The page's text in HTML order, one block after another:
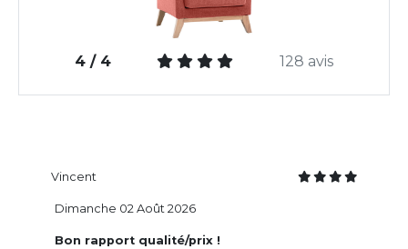
4 / 4 128 avis
Vincent
Bon rapport qualité/prix !
Dimanche 02 Août 2026